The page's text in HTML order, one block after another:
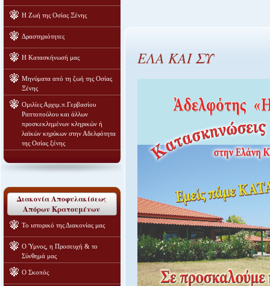
Η Ζωή της Οσίας Ξένης
Δραστηριότητες
Η Κατασκήνωσή μας
Μηνύματα από τη ζωή της Οσίας
Ξένης
Ομιλίες Αρχιμ.π.Γερβασίου
Ραπτοπούλου και άλλων
προσκεκλημένων κληρικών ή
λαϊκών κηρύκων στην Αδελφότητα
της Οσίας ξένης
Διακονία Αποφυλακίσεως
Απόρων Κρατουμένων
Το ιστορικό της Διακονίας μας
Ο Ύμνος, η Προσευχή & το
Σύνθημά μας
Ο Σκοπός
ΕΛΑ ΚΑΙ ΣΥ